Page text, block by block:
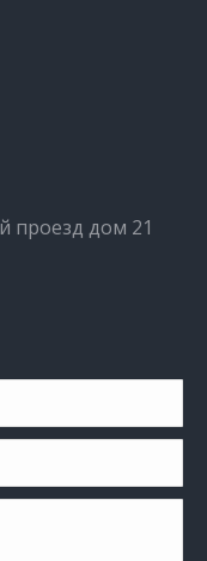
проезд дом 21